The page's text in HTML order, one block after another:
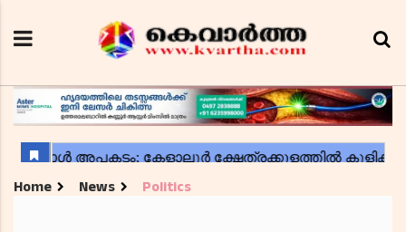
Home News Politics